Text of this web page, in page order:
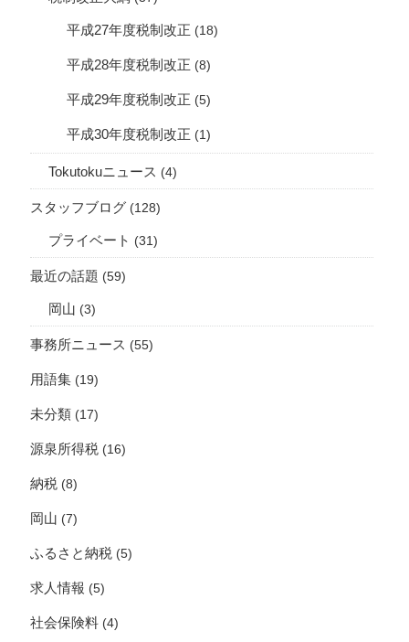
平成27年度税制改正 (18)
平成28年度税制改正 (8)
平成29年度税制改正 (5)
平成30年度税制改正 (1)
Tokutokuニュース (4)
スタッフブログ (128)
プライベート (31)
最近の話題 (59)
岡山 (3)
事務所ニュース (55)
用語集 (19)
未分類 (17)
源泉所得税 (16)
納税 (8)
岡山 (7)
ふるさと納税 (5)
求人情報 (5)
社会保険料 (4)